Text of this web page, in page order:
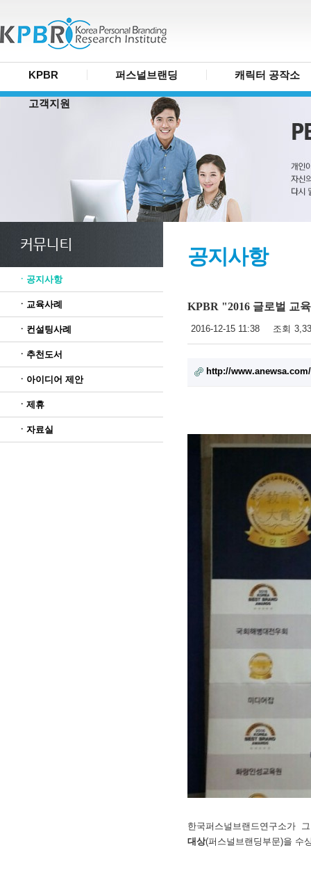
KPBR 퍼스널브랜딩 캐릭터 공작소
고객지원
ㆍ공지사항
ㆍ교육사례
ㆍ컨설팅사례
ㆍ추천도서
ㆍ아이디어 제안
ㆍ제휴
ㆍ자료실
공지사항
KPBR "2016 글로벌 교
2016-12-15 11:38 조회
http://
한국퍼스널브랜드연구소가
대상(퍼스널브랜딩부문)을 수